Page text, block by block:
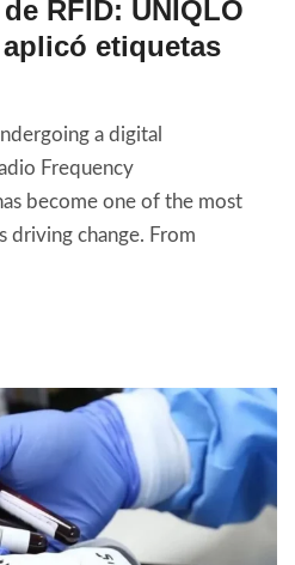
RFID: UNIQLO
etiquetas
a digital
Frequency
become one of the most
driving change. From